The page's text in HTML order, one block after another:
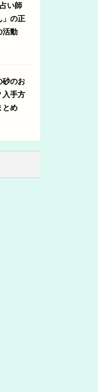
い師
」の正
活動
砂のお
入手方
とめ